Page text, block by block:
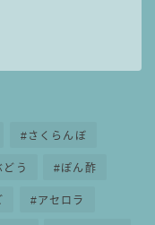
さくらんぼ
どう ぽん酢
アセロラ